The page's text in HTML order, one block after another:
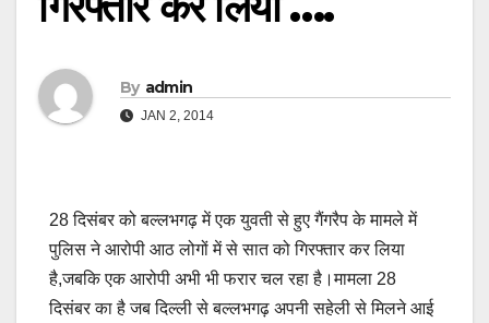
By admin
JAN 2, 2014
28 दिसंबर को बल्लभगढ़ में एक युवती से हुए गैंगरैप के मामले में
पुलिस ने आरोपी आठ लोगों में से सात को गिरफ्तार कर लिया
है,जबकि एक आरोपी अभी भी फरार चल रहा है।मामला 28
दिसंबर का है जब दिल्ली से बल्लभगढ़ अपनी सहेली से मिलने आई